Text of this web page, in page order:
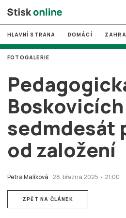
# MUNI
# Brno
# volby
login PŘIHLÁSIT SE
Zapomněli jste heslo?
HLAVNÍ STRANA DOMÁCÍ
sedmdesát
od založení
Petra Malíková 28. března 2025 • 21:00
FOTOGALERIE
ZPĚT NA ČLÁNEK